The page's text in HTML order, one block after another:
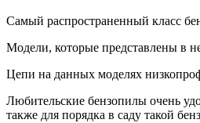
Самый распространенный класс
Модели, которые представлены в
Цепи на данных моделях
Любительские бензопилы очень
также для порядка в саду такой